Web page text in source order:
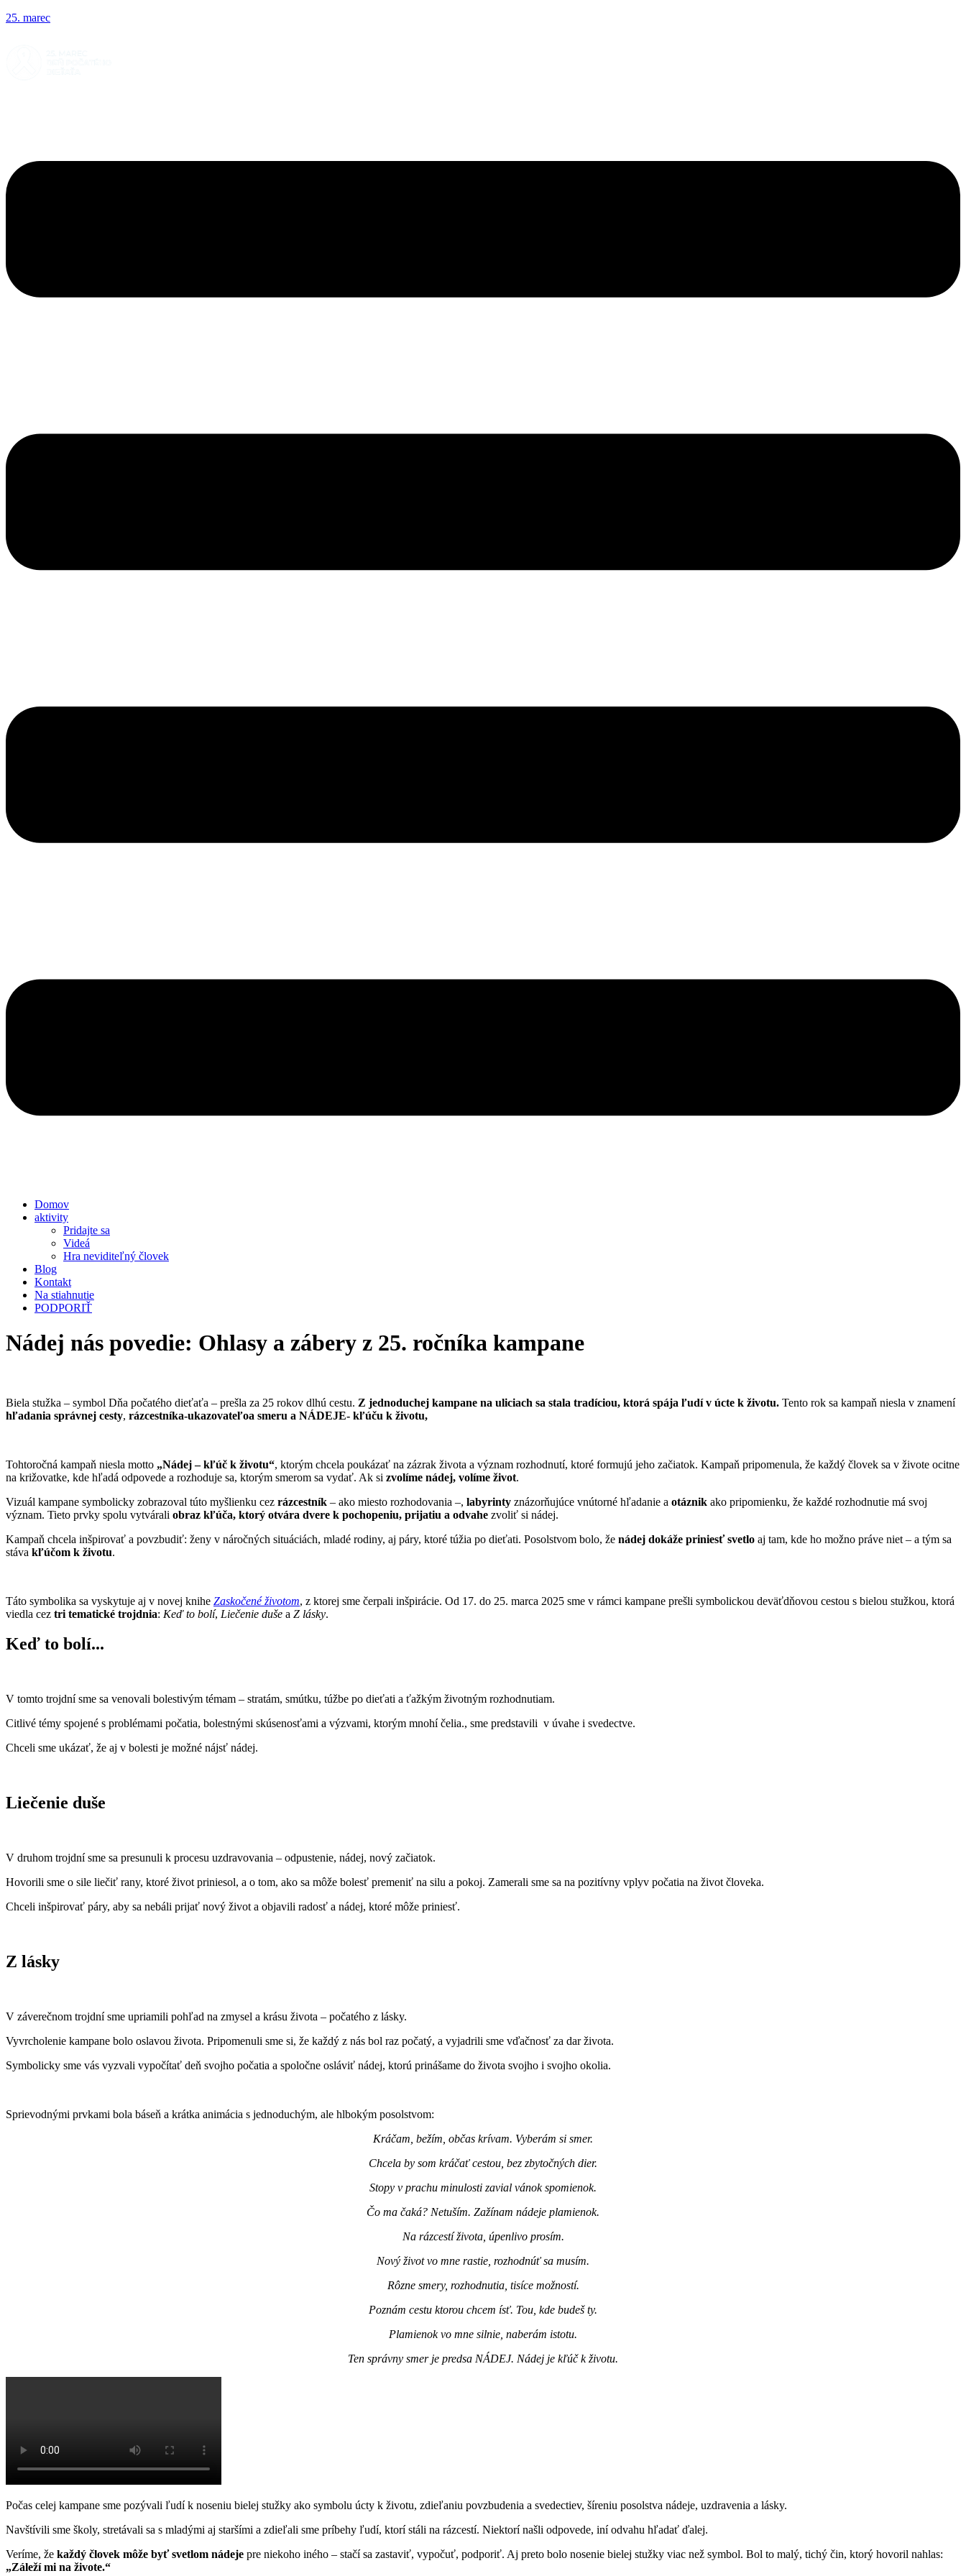
25. marec
Domov
aktivity
Pridajte sa
Videá
Hra neviditeľný človek
Blog
Kontakt
Na stiahnutie
PODPORIŤ
Nádej nás povedie: Ohlasy a zábery z 25. ročníka kampane
Biela stužka – symbol Dňa počatého dieťaťa – prešla za 25 rokov dlhú cestu. Z jednoduchej kampane na uliciach sa stala tradíciou, ktorá spája ľudí v úcte k životu. Tento rok sa kampaň niesla v znamení
hľadania správnej cesty, rázcestníka-ukazovateľoa smeru a NÁDEJE- kľúču k životu,
Tohtoročná kampaň niesla motto „Nádej – kľúč k životu“, ktorým chcela poukázať na zázrak života a význam rozhodnutí, ktoré formujú jeho začiatok. Kampaň pripomenula, že každý človek sa v živote ocitne
na križovatke, kde hľadá odpovede a rozhoduje sa, ktorým smerom sa vydať. Ak si zvolíme nádej, volíme život.
Vizuál kampane symbolicky zobrazoval túto myšlienku cez rázcestník – ako miesto rozhodovania –, labyrinty znázorňujúce vnútorné hľadanie a otáznik ako pripomienku, že každé rozhodnutie má svoj
význam. Tieto prvky spolu vytvárali obraz kľúča, ktorý otvára dvere k pochopeniu, prijatiu a odvahe zvoliť si nádej.
Kampaň chcela inšpirovať a povzbudiť: ženy v náročných situáciách, mladé rodiny, aj páry, ktoré túžia po dieťati. Posolstvom bolo, že nádej dokáže priniesť svetlo aj tam, kde ho možno práve niet – a tým sa
stáva kľúčom k životu.
Táto symbolika sa vyskytuje aj v novej knihe Zaskočené životom, z ktorej sme čerpali inšpirácie. Od 17. do 25. marca 2025 sme v rámci kampane prešli symbolickou deväťdňovou cestou s bielou stužkou, ktorá
viedla cez tri tematické trojdnia: Keď to bolí, Liečenie duše a Z lásky.
Keď to bolí...
V tomto trojdní sme sa venovali bolestivým témam – stratám, smútku, túžbe po dieťati a ťažkým životným rozhodnutiam.
Citlivé témy spojené s problémami počatia, bolestnými skúsenosťami a výzvami, ktorým mnohí čelia., sme predstavili v úvahe i svedectve.
Chceli sme ukázať, že aj v bolesti je možné nájsť nádej.
Liečenie duše
V druhom trojdní sme sa presunuli k procesu uzdravovania – odpustenie, nádej, nový začiatok.
Hovorili sme o sile liečiť rany, ktoré život priniesol, a o tom, ako sa môže bolesť premeniť na silu a pokoj. Zamerali sme sa na pozitívny vplyv počatia na život človeka.
Chceli inšpirovať páry, aby sa nebáli prijať nový život a objavili radosť a nádej, ktoré môže priniesť.
Z lásky
V záverečnom trojdní sme upriamili pohľad na zmysel a krásu života – počatého z lásky.
Vyvrcholenie kampane bolo oslavou života. Pripomenuli sme si, že každý z nás bol raz počatý, a vyjadrili sme vďačnosť za dar života.
Symbolicky sme vás vyzvali vypočítať deň svojho počatia a spoločne osláviť nádej, ktorú prinášame do života svojho i svojho okolia.
Sprievodnými prvkami bola báseň a krátka animácia s jednoduchým, ale hlbokým posolstvom:
Kráčam, bežím, občas krívam. Vyberám si smer.
Chcela by som kráčať cestou, bez zbytočných dier.
Stopy v prachu minulosti zavial vánok spomienok.
Čo ma čaká? Netuším. Zažínam nádeje plamienok.
Na rázcestí života, úpenlivo prosím.
Nový život vo mne rastie, rozhodnúť sa musím.
Rôzne smery, rozhodnutia, tisíce možností.
Poznám cestu ktorou chcem ísť. Tou, kde budeš ty.
Plamienok vo mne silnie, naberám istotu.
Ten správny smer je predsa NÁDEJ. Nádej je kľúč k životu.
Počas celej kampane sme pozývali ľudí k noseniu bielej stužky ako symbolu úcty k životu, zdieľaniu povzbudenia a svedectiev, šíreniu posolstva nádeje, uzdravenia a lásky.
Navštívili sme školy, stretávali sa s mladými aj staršími a zdieľali sme príbehy ľudí, ktorí stáli na rázcestí. Niektorí našli odpovede, iní odvahu hľadať ďalej.
Veríme, že každý človek môže byť svetlom nádeje pre niekoho iného – stačí sa zastaviť, vypočuť, podporiť. Aj preto bolo nosenie bielej stužky viac než symbol. Bol to malý, tichý čin, ktorý hovoril nahlas:
„Záleží mi na živote.“